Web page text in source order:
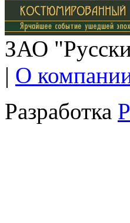
ЗАО
| О
Разработка